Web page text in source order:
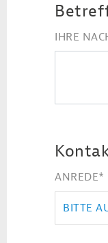
IHRE
ANREDE*
BITTE